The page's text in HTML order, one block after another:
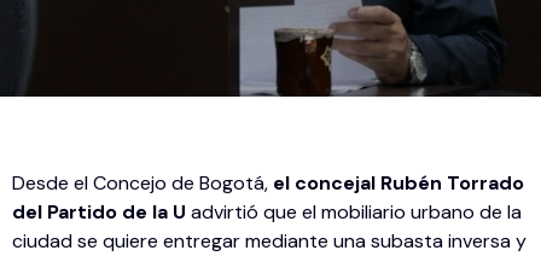
Desde el Concejo de Bogotá, el concejal Rubén Torrado
del Partido de la U advirtió que el mobiliario urbano de la
ciudad se quiere entregar mediante una subasta inversa y